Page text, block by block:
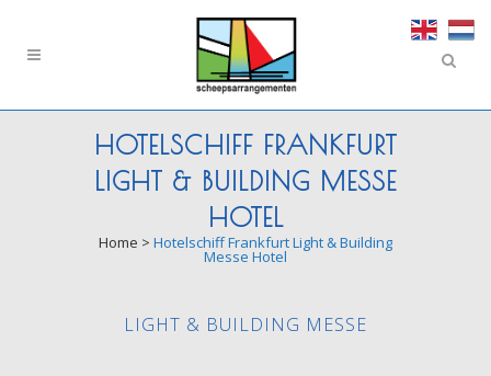
HOTELSCHIFF FRANKFURT
LIGHT & BUILDING MESSE
HOTEL
Home > Hotelschiff Frankfurt Light & Building
Messe Hotel
LIGHT & BUILDING MESSE